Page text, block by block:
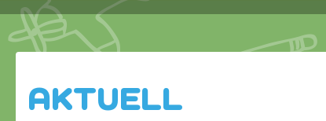
AKTUELL